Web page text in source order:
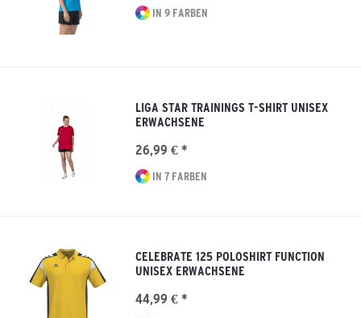
IN 9 FARBEN
LIGA STAR TRAININGS T-SHIRT UNISEX
ERWACHSENE
26,99 € *
IN 7 FARBEN
CELEBRATE 125 POLOSHIRT FUNCTION
UNISEX ERWACHSENE
44,99 € *